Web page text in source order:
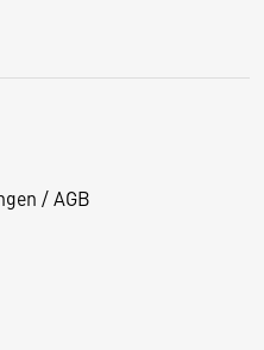
/ AGB